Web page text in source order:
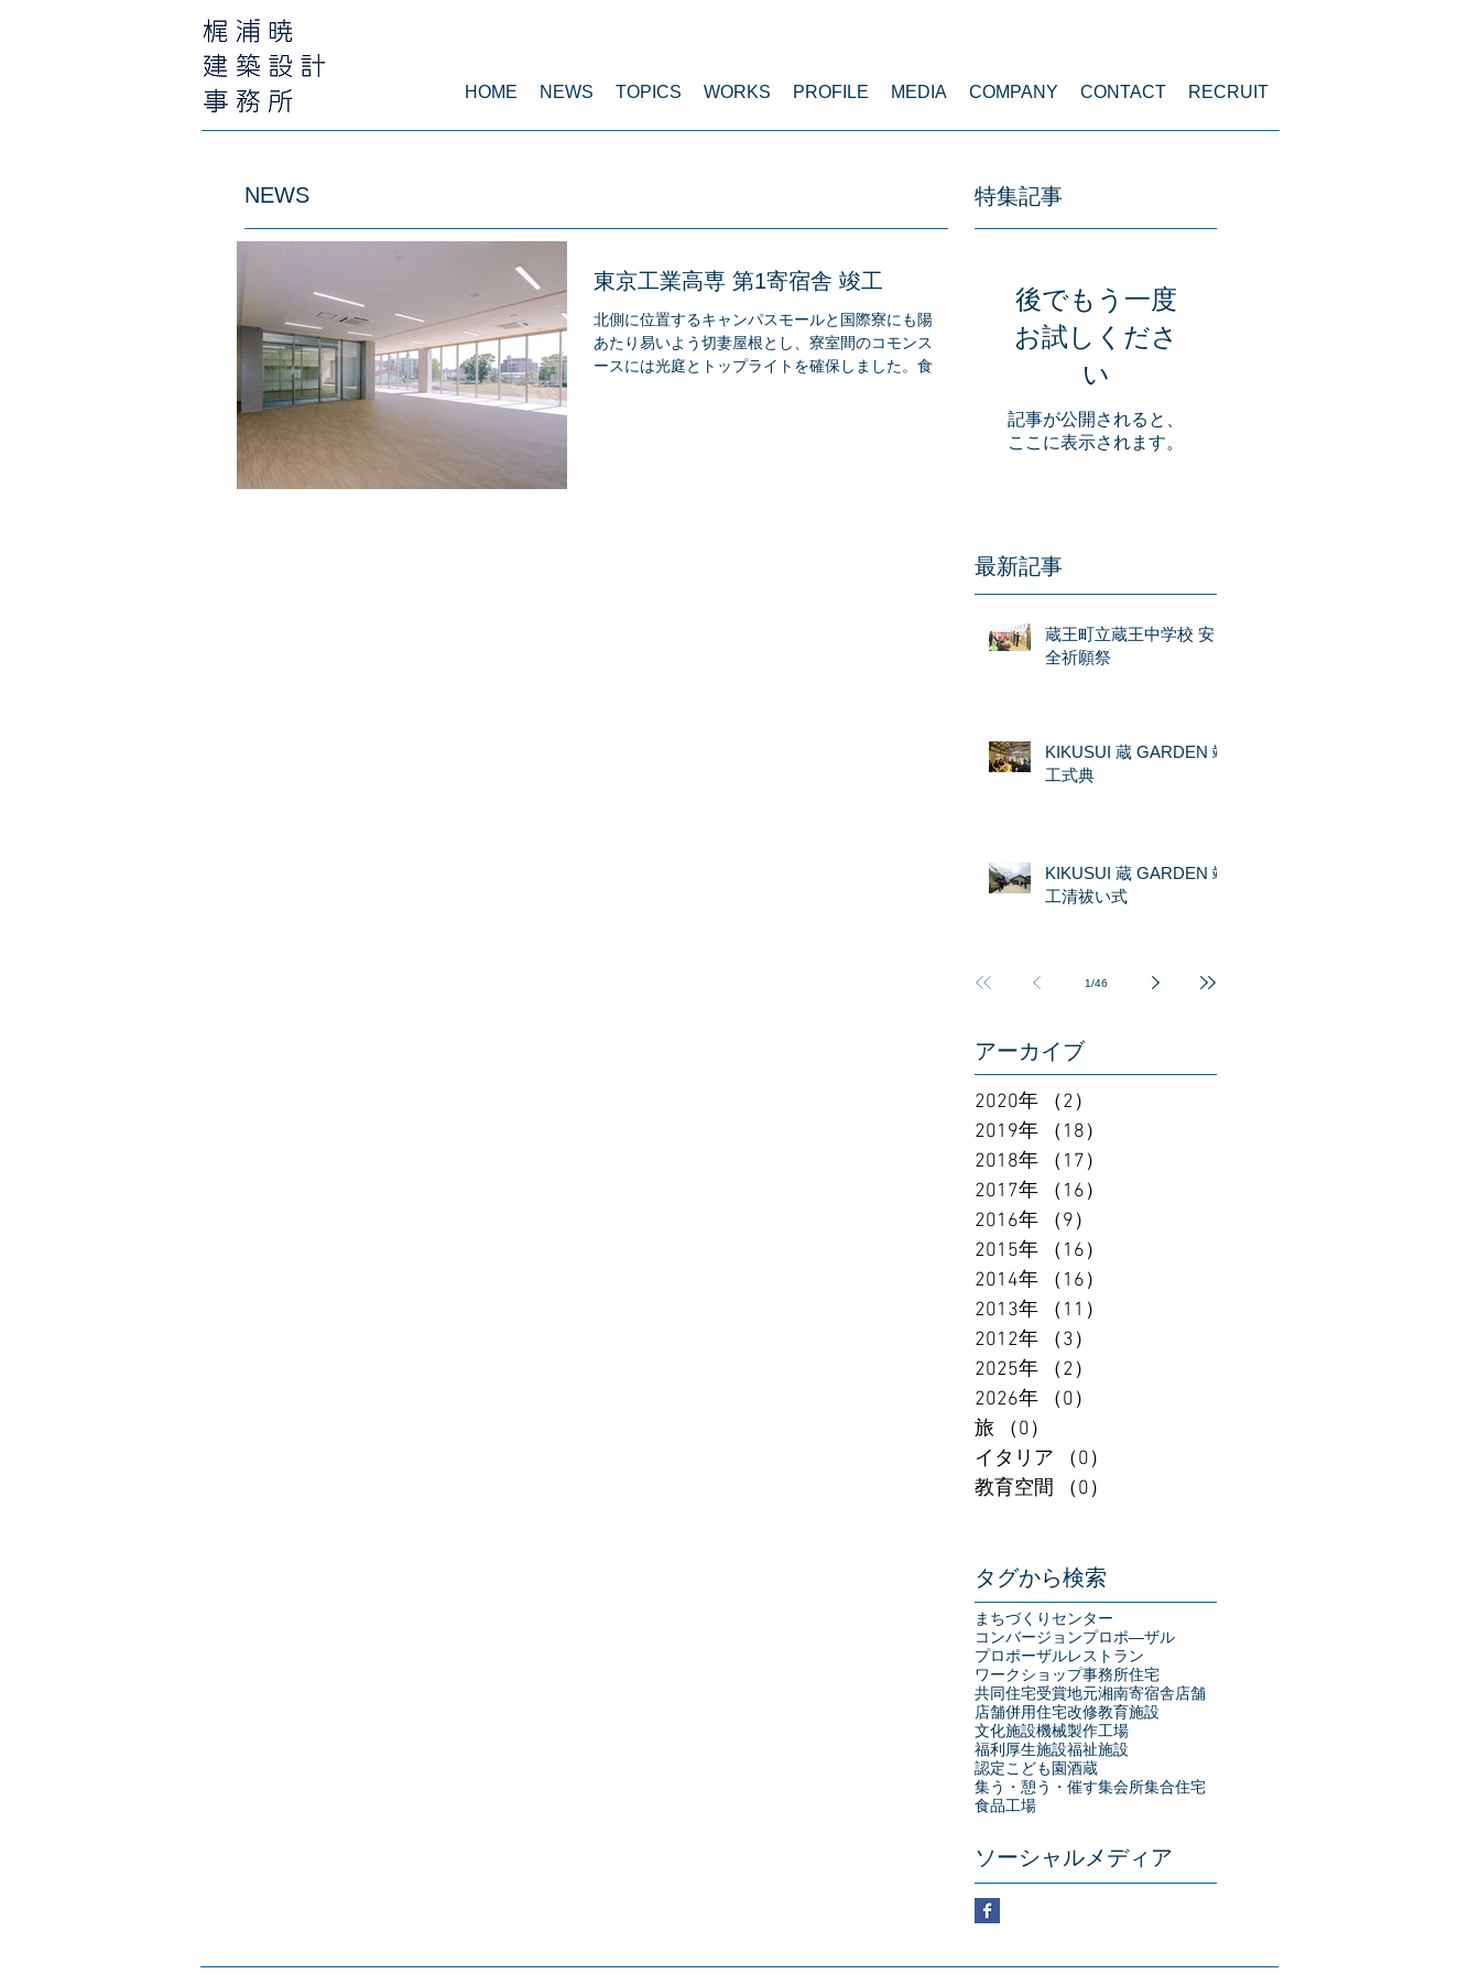
HOME NEWS TOPICS WORKS PROFILE MEDIA COMPANY CONTACT RECRUIT
NEWS
東京工業高専 第1寄宿舎 竣工
北側に位置するキャンパスモールと国際寮にも陽が
あたり易いよう切妻屋根とし、寮室間のコモンスペ
ースには光庭とトップライトを確保しました。食堂
特集記事
後でもう一度
お試しくださ
い
記事が公開されると、
ここに表示されます。
最新記事
蔵王町立蔵王中学校 安
全祈願祭
KIKUSUI 蔵 GARDEN 竣
工式典
KIKUSUI 蔵 GARDEN 竣
工清祓い式
1/46
アーカイブ
2020年 （2）
2019年
（18）
2018年
（17）
2017年
（16）
2016年
（9）
2015年
（16）
2014年
（16）
2013年
（11）
2012年
（3）
2025年
（2）
2026年
（0）
旅
（0）
イタリア
（0）
教育空間
（0）
タグから検索
まちづくりセンター
コンバージョンプロポ―ザル
プロポーザルレストラン
ワークショップ事務所住宅
共同住宅受賞地元湘南寄宿舎店舗
店舗併用住宅改修教育施設
文化施設機械製作工場
福利厚生施設福祉施設
認定こども園酒蔵
集う・憩う・催す集会所集合住宅
食品工場
ソーシャルメディア